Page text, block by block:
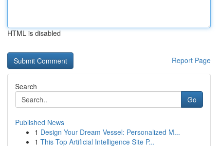
HTML is disabled
Report Page
Search
Go
Published News
1 Design Your Dream Vessel: Personalized M...
1 This Top Artificial Intelligence Site P...